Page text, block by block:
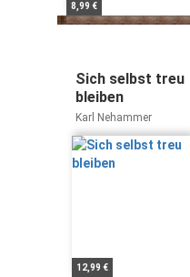
8,99 €
Sich selbst treu
bleiben
Karl Nehammer
12,99 €